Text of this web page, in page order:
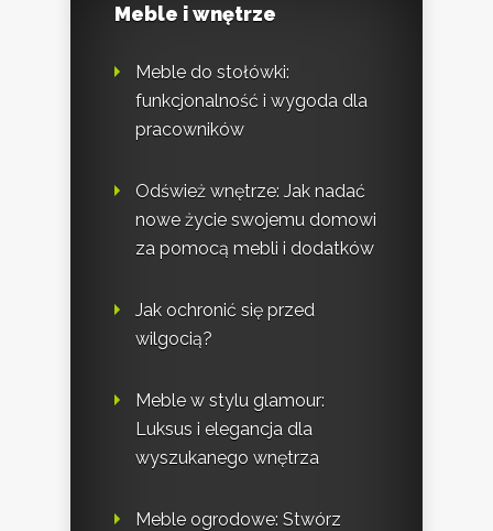
Meble i wnętrze
Meble do stołówki:
funkcjonalność i wygoda dla
pracowników
Odśwież wnętrze: Jak nadać
nowe życie swojemu domowi
za pomocą mebli i dodatków
Jak ochronić się przed
wilgocią?
Meble w stylu glamour:
Luksus i elegancja dla
wyszukanego wnętrza
Meble ogrodowe: Stwórz